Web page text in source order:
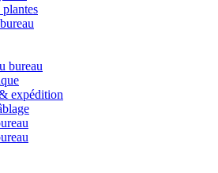
bureau
expédition